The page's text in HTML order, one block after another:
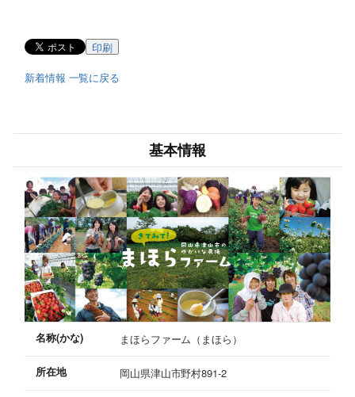
印刷
新着情報 一覧に戻る
基本情報
名称(かな) まほらファーム（まほら）
所在地 岡山県津山市野村891-2